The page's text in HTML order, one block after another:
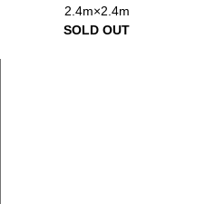
2.4m×2.4m
SOLD OUT